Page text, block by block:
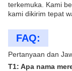
terkemuka. Kami
kami dikirim tepat
FAQ:
Pertanyaan dan
T1: Apa nama